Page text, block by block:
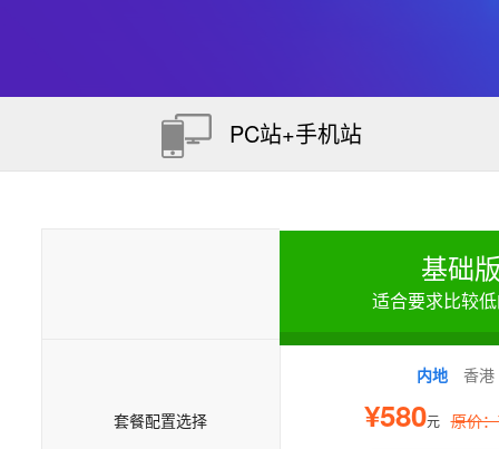
PC站+手机站
基础
适合要求比较
套餐配置选择
内地 香港
¥580元 原价